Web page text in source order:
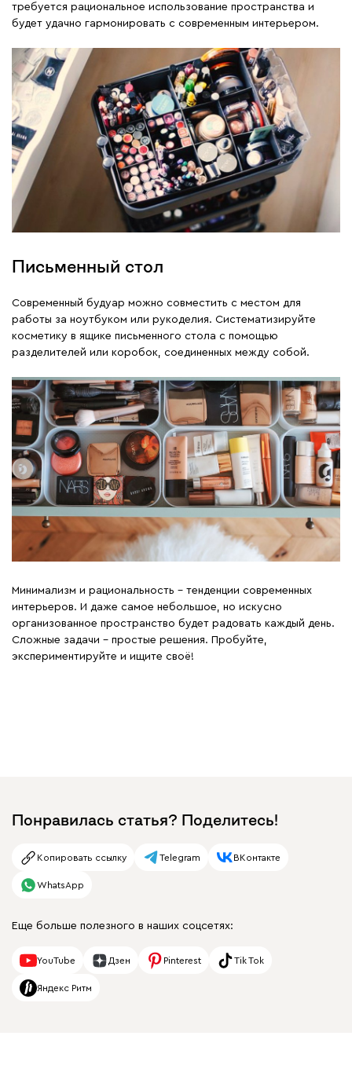
требуется рациональное использование пространства и
будет удачно гармонировать с современным интерьером.
Письменный стол
Современный будуар можно совместить с местом для
работы за ноутбуком или рукоделия. Систематизируйте
косметику в ящике письменного стола с помощью
разделителей или коробок, соединенных между собой.
Минимализм и рациональность – тенденции современных
интерьеров. И даже самое небольшое, но искусно
организованное пространство будет радовать каждый день.
Сложные задачи – простые решения. Пробуйте,
экспериментируйте и ищите своё!
Понравилась статья? Поделитесь!
Копировать ссылку Telegram ВКонтакте
WhatsApp
Еще больше полезного в наших соцсетях:
YouTube Дзен Pinterest Tik Tok
Яндекс Ритм